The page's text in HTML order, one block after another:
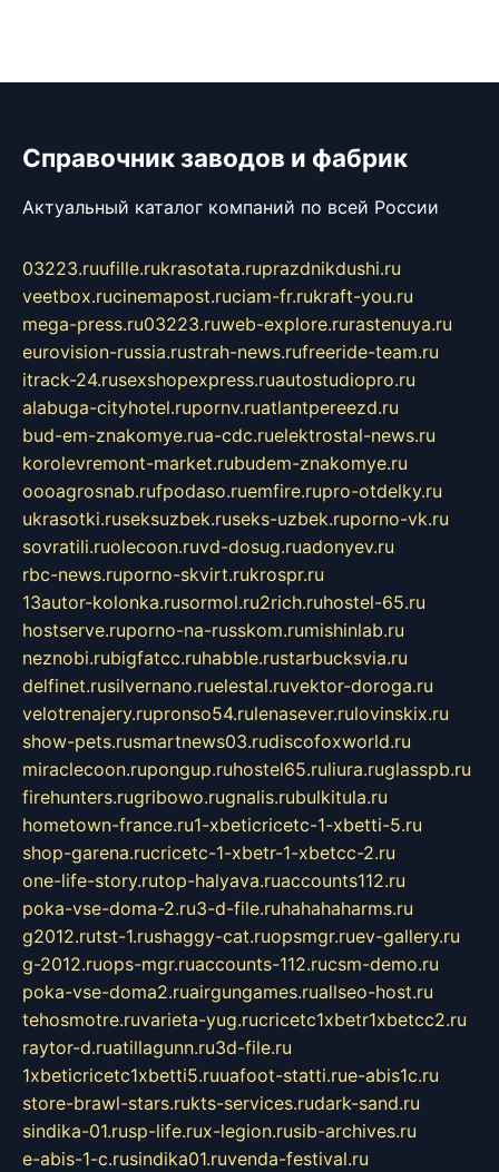
Справочник заводов и фабрик
Актуальный каталог компаний по всей России
03223.ruufille.rukrasotata.ruprazdnikdushi.ru
veetbox.rucinemapost.ruciam-fr.rukraft-you.ru
mega-press.ru03223.ruweb-explore.rurastenuya.ru
eurovision-russia.rustrah-news.rufreeride-team.ru
itrack-24.rusexshopexpress.ruautostudiopro.ru
alabuga-cityhotel.rupornv.ruatlantpereezd.ru
bud-em-znakomye.rua-cdc.ruelektrostal-news.ru
korolevremont-market.rubudem-znakomye.ru
oooagrosnab.rufpodaso.ruemfire.rupro-otdelky.ru
ukrasotki.ruseksuzbek.ruseks-uzbek.ruporno-vk.ru
sovratili.ruolecoon.ruvd-dosug.ruadonyev.ru
rbc-news.ruporno-skvirt.rukrospr.ru
13autor-kolonka.rusormol.ru2rich.ruhostel-65.ru
hostserve.ruporno-na-russkom.rumishinlab.ru
neznobi.rubigfatcc.ruhabble.rustarbucksvia.ru
delfinet.rusilvernano.ruelestal.ruvektor-doroga.ru
velotrenajery.rupronso54.rulenasever.rulovinskix.ru
show-pets.rusmartnews03.rudiscofoxworld.ru
miraclecoon.rupongup.ruhostel65.ruliura.ruglasspb.ru
firehunters.rugribowo.rugnalis.rubulkitula.ru
hometown-france.ru1-xbeticricetc-1-xbetti-5.ru
shop-garena.rucricetc-1-xbetr-1-xbetcc-2.ru
one-life-story.rutop-halyava.ruaccounts112.ru
poka-vse-doma-2.ru3-d-file.ruhahahaharms.ru
g2012.rutst-1.rushaggy-cat.ruopsmgr.ruev-gallery.ru
g-2012.ruops-mgr.ruaccounts-112.rucsm-demo.ru
poka-vse-doma2.ruairgungames.ruallseo-host.ru
tehosmotre.ruvarieta-yug.rucricetc1xbetr1xbetcc2.ru
raytor-d.ruatillagunn.ru3d-file.ru
1xbeticricetc1xbetti5.ruuafoot-statti.rue-abis1c.ru
store-brawl-stars.rukts-services.rudark-sand.ru
sindika-01.rusp-life.rux-legion.rusib-archives.ru
e-abis-1-c.rusindika01.ruvenda-festival.ru